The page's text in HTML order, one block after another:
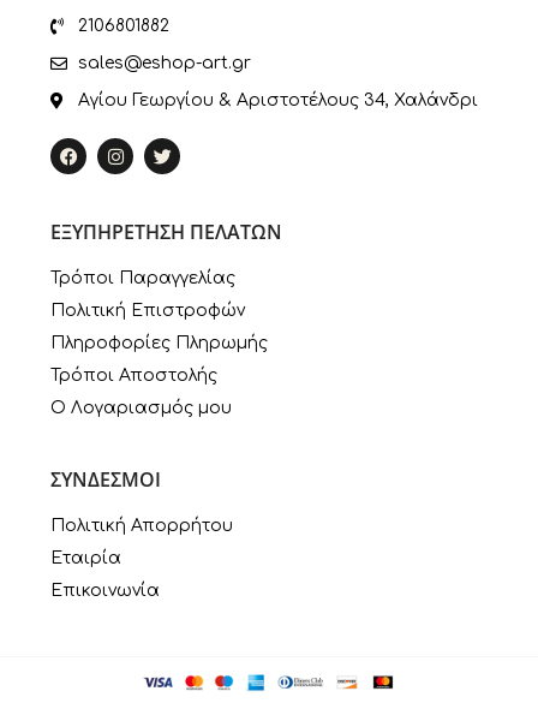
2106801882
sales@eshop-art.gr
Αγίου Γεωργίου & Αριστοτέλους 34, Χαλάνδρι
ΕΞΥΠΗΡΕΤΗΣΗ ΠΕΛΑΤΩΝ
Τρόποι Παραγγελίας
Πολιτική Επιστροφών
Πληροφορίες Πληρωμής
Τρόποι Αποστολής
Ο Λογαριασμός μου
ΣΥΝΔΕΣΜΟΙ
Πολιτική Απορρήτου
Εταιρία
Επικοινωνία